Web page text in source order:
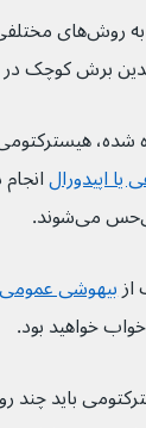
هیسترکتومی را می‌توان
برش کوچک
شده،
از بیهوشی عمومی
خواهید بود.
باید چند